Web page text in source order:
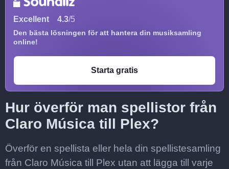
Excellent 4.3/5
Den bästa lösningen för att hantera din musiksamling
online!
Starta gratis
Hur överför man spellistor från
Claro Música till Plex?
Överför en spellista eller hela din spellistesamling
från Claro Música till Plex utan att lägga till varje